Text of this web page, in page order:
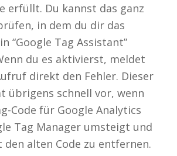
erfüllt. Du kannst das ganz
in dem du dir das
“Google Tag Assistant”
du es aktivierst, meldet
direkt den Fehler. Dieser
übrigens schnell vor, wenn
Code für Google Analytics
Tag Manager umsteigt und
alten Code zu entfernen.